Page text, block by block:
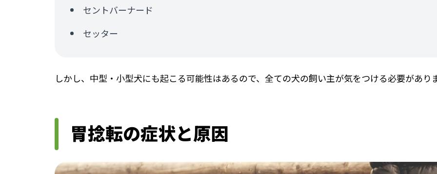
セントバーナード
セッター
しかし、中型・小型犬にも起こる可能性はあるので、全ての犬の飼い主が気をつける必要があり
胃捻転の症状と原因